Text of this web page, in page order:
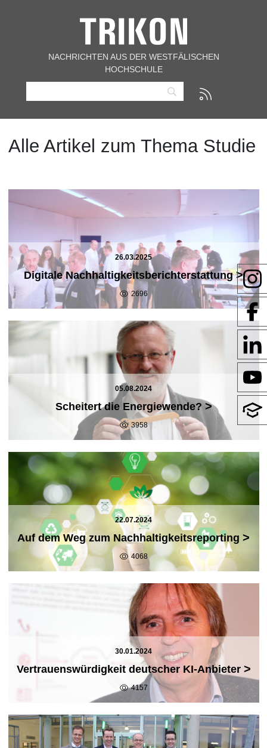
NACHRICHTEN AUS DER WESTFÄLISCHEN
HOCHSCHULE
Alle Artikel zum Thema Studie
26.03.2025
Digitale Nachhaltigkeitsberichterstattung>
2696
05.08.2024
Scheitert die Energiewende?>
3958
22.07.2024
Auf dem Weg zum Nachhaltigkeitsreporting >
4068
30.01.2024
Vertrauenswürdigkeit deutscher KI-Anbieter >
4157